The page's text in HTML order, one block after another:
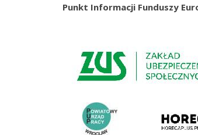
Punkt Informacji Funduszy